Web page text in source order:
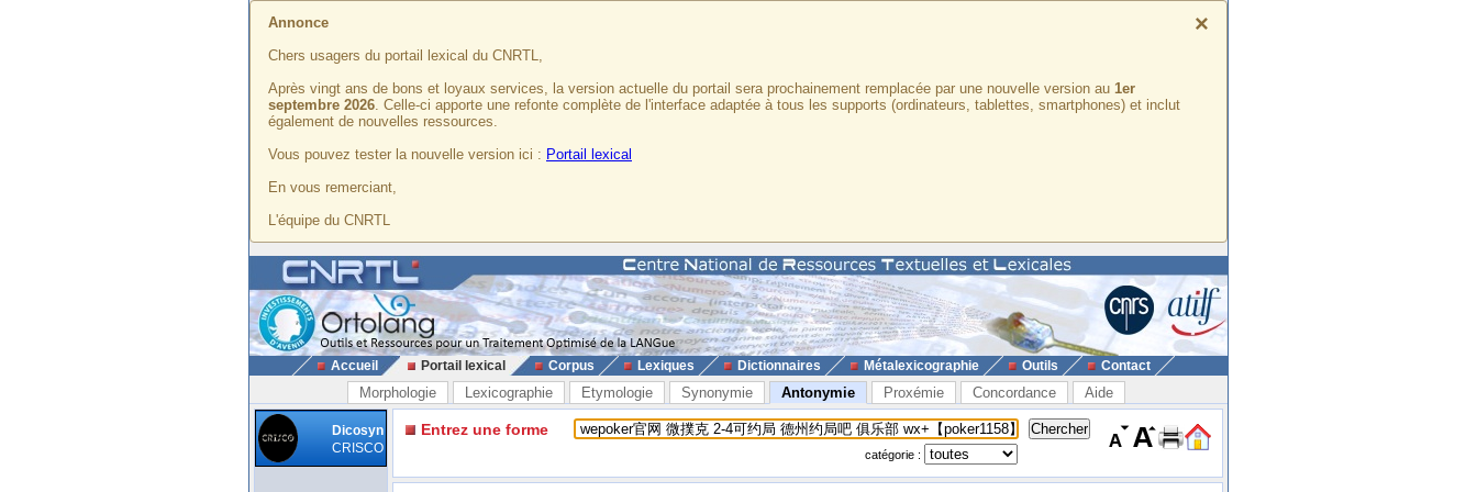
×
Annonce
Chers usagers du portail lexical du CNRTL,
Après vingt ans de bons et loyaux services, la version actuelle du portail sera prochainement remplacée par une nouvelle version au 1er
septembre 2026. Celle-ci apporte une refonte complète de l'interface adaptée à tous les supports (ordinateurs, tablettes, smartphones) et inclut
également de nouvelles ressources.
Vous pouvez tester la nouvelle version ici : Portail lexical
En vous remerciant,
L'équipe du CNRTL
Accueil Portail lexical Corpus Lexiques Dictionnaires Métalexicographie Outils Contact
Morphologie Lexicographie Etymologie Synonymie Antonymie Proxémie Concordance Aide
Dicosyn
CRISCO
Entrez une forme
catégorie :